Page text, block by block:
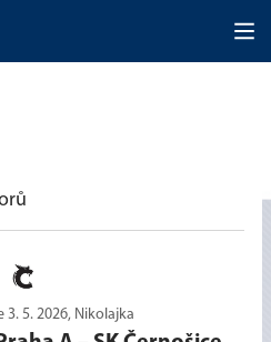
3. 5. 2026, Nikolajka